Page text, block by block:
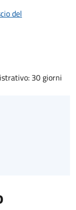
del
30 giorni